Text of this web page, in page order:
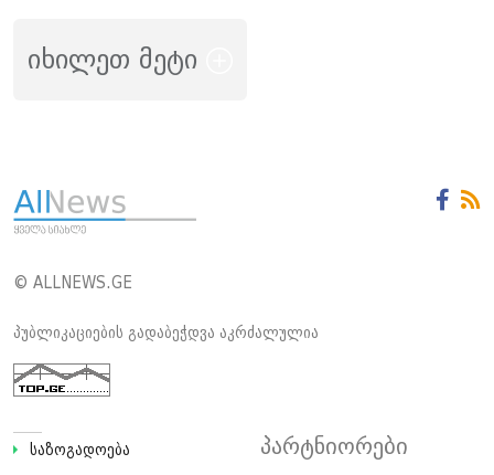
იხილეთ მეტი
© ALLNEWS.GE
პუბლიკაციების გადაბეჭდვა აკრძალულია
საზოგადოება
პარტნიორები